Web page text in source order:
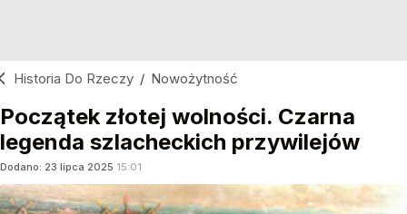
Historia Do Rzeczy / Nowożytność
Początek złotej wolności. Czarna
legenda szlacheckich przywilejów
Dodano: 23 lipca 2025 15:01